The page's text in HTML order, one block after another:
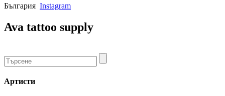
България Instagram
Ava tattoo supply
Артисти